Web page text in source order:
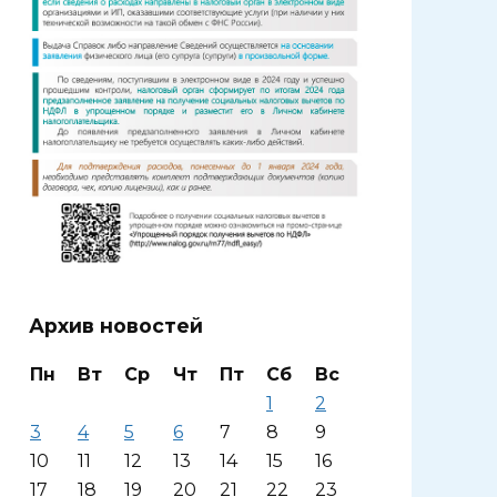
Архив новостей
Пн Вт Ср Чт Пт Сб
Вс
1
2
3
4 5 6 7 8
9
10
11 12 13 14 15
16
17
18 19 20 21 22 23